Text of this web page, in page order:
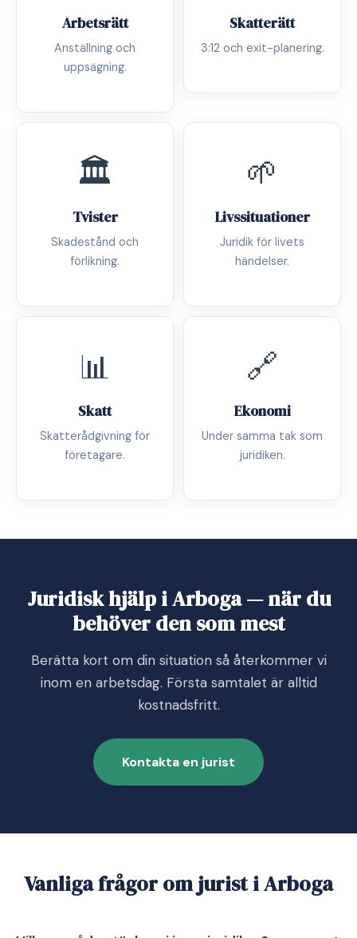
Arbetsrätt
Anställning och
uppsägning.
Skatterätt
3:12 och exit-planering.
🏛️
Tvister
Skadestånd och
förlikning.
🌱
Livssituationer
Juridik för livets
händelser.
📊
Skatt
Skatterådgivning för
företagare.
🔗
Ekonomi
Under samma tak som
juridiken.
Juridisk hjälp i Arboga — när du
behöver den som mest
Berätta kort om din situation så återkommer vi
inom en arbetsdag. Första samtalet är alltid
kostnadsfritt.
Kontakta en jurist
Vanliga frågor om jurist i Arboga